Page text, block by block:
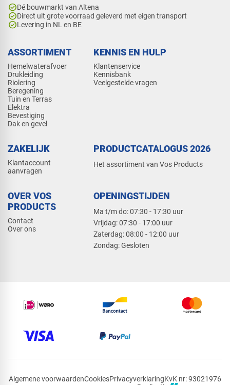
ASSORTIMENT
Hemelwaterafvoer
Drukleiding
Riolering
Beregening
Tuin en Terras
Elektra
Bevestiging
Dak en gevel
KENNIS EN HULP
Klantenservice
Kennisbank
Veelgestelde vragen
ZAKELIJK
Klantaccount
aanvragen
PRODUCTCATALOGUS 2026
Het assortiment van Vos Products
OVER VOS
PRODUCTS
Contact
Over ons
OPENINGSTIJDEN
Ma t/m do: 07:30 - 17:30 uur
​Vrijdag: 07:30 - 17:00 uur
​Zaterdag: 08:00 - 12:00 uur
​Zondag: Gesloten
check_circleDé bouwmarkt van Altena
check_circleDirect uit grote voorraad geleverd met eigen transport
check_circleLevering in NL en BE
Algemene voorwaardenCookiesPrivacyverklaringKvK nr: 93021976